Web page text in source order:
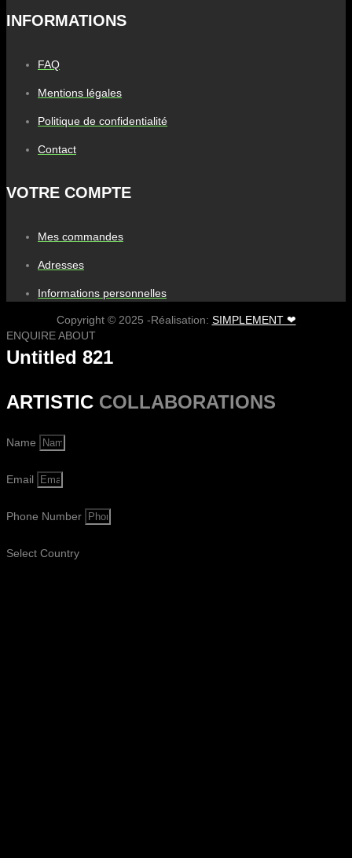
INFORMATIONS
FAQ
Mentions légales
Politique de confidentialité
Contact
VOTRE COMPTE
Mes commandes
Adresses
Informations personnelles
Copyright © 2025 -Réalisation: SIMPLEMENT ❤
ENQUIRE ABOUT
Untitled 821
ARTISTIC COLLABORATIONS
Name
Email
Phone Number
Select Country